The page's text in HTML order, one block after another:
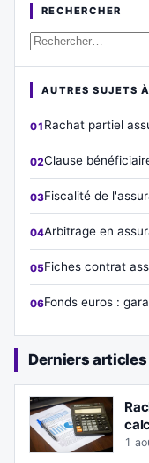
RECHERCHER
AUTRES SUJETS
Rachat partiel
Clause
Fiscalité de
Arbitrage en
Fiches contrat
Fonds euros :
Derniers articles
1